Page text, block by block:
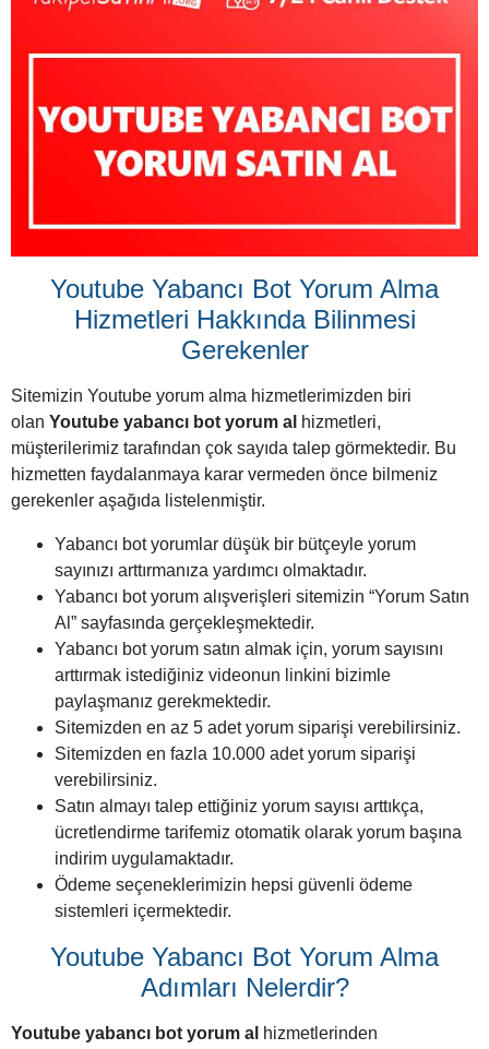
Youtube Yabancı Bot Yorum Alma
Hizmetleri Hakkında Bilinmesi
Gerekenler
Sitemizin Youtube yorum alma hizmetlerimizden biri
olan Youtube yabancı bot yorum al hizmetleri,
müşterilerimiz tarafından çok sayıda talep görmektedir. Bu
hizmetten faydalanmaya karar vermeden önce bilmeniz
gerekenler aşağıda listelenmiştir.
Yabancı bot yorumlar düşük bir bütçeyle yorum
sayınızı arttırmanıza yardımcı olmaktadır.
Yabancı bot yorum alışverişleri sitemizin “Yorum Satın
Al” sayfasında gerçekleşmektedir.
Yabancı bot yorum satın almak için, yorum sayısını
arttırmak istediğiniz videonun linkini bizimle
paylaşmanız gerekmektedir.
Sitemizden en az 5 adet yorum siparişi verebilirsiniz.
Sitemizden en fazla 10.000 adet yorum siparişi
verebilirsiniz.
Satın almayı talep ettiğiniz yorum sayısı arttıkça,
ücretlendirme tarifemiz otomatik olarak yorum başına
indirim uygulamaktadır.
Ödeme seçeneklerimizin hepsi güvenli ödeme
sistemleri içermektedir.
Youtube Yabancı Bot Yorum Alma
Adımları Nelerdir?
Youtube yabancı bot yorum al hizmetlerinden